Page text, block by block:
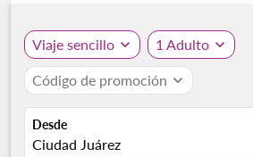
Viaje sencillo expand_more 1 Adulto expand_more
Código de promoción expand_more
Desde
Ciudad Juárez